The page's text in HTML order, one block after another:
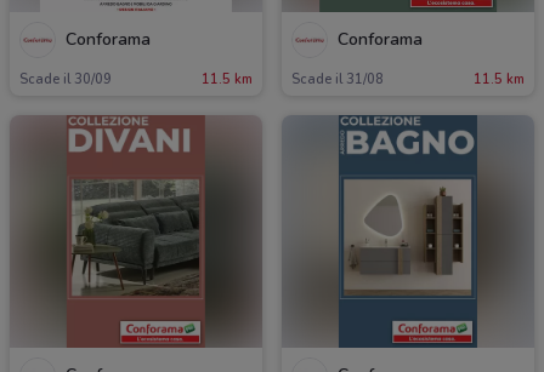
Conforama
Scade il 30/09 11.5 km
Conforama
Scade il 31/08 11.5 km